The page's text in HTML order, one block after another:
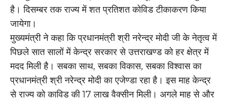
है। दिसम्बर तक राज्य में शत प्रतिशत कोविड टीकाकरण किया
जायेगा।
मुख्यमंत्री ने कहा कि प्रधानमंत्री श्री नरेन्द्र मोदी जी के नेतृत्व में
पिछले सात सालों में केन्द्र सरकार से उत्तराखण्ड को हर क्षेत्र में
मदद मिली है। सबका साथ, सबका विकास, सबका विश्वास का
प्रधानमंत्री श्री नरेन्द्र मोदी का एजेण्डा रहा है। इस माह केन्द्र
से राज्य को काविड की 17 लाख वैक्सीन मिली। अगले माह से और